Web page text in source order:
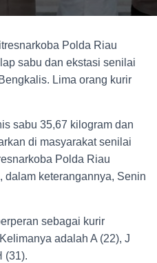
Polda Riau
sabu dan ekstasi senilai
Lima orang kurir
sabu 35,67 kilogram dan
di masyarakat senilai
Polda Riau
dalam keterangannya, Senin
sebagai kurir
adalah A (22), J
(31).